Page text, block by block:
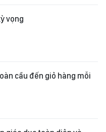
vọng
cầu đến giỏ hàng mỗi